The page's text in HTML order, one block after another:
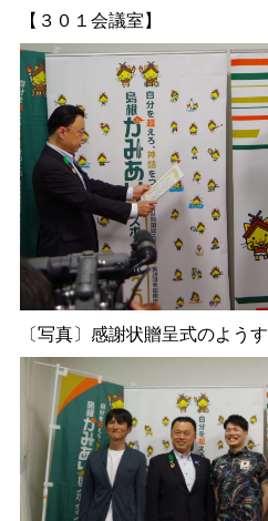
【３０１会議室】
〔写真〕感謝状贈呈式のようす